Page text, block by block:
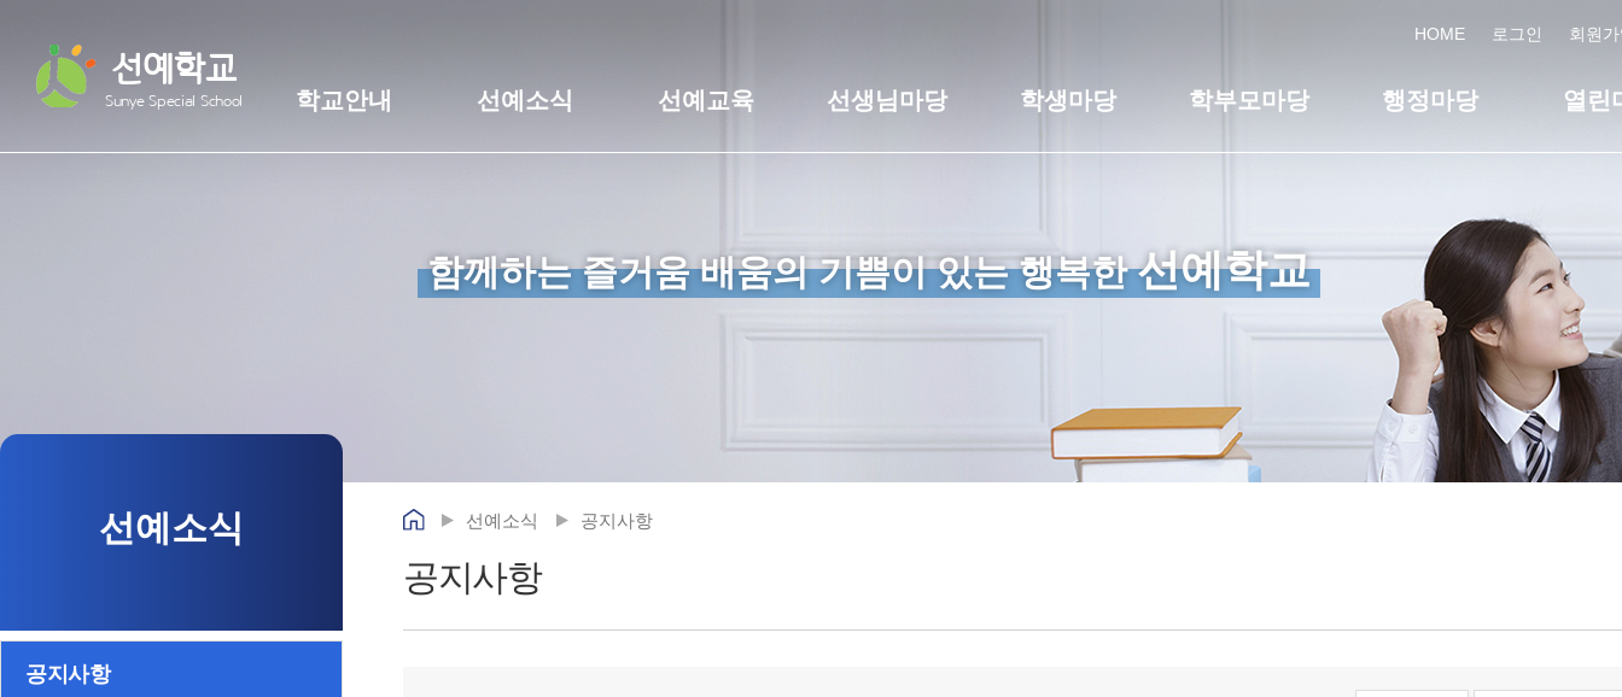
선예학교
Sunye Special School
HOME 로그인 회원
학교안내 선예소식 선예교육 선생님마당 학생마당 학부모마당 행정마당 열린
함께하는 즐거움 배움의 기쁨이 있는 행복한선예학교
선예소식
공지사항
공지사항
선예소식 공지사항